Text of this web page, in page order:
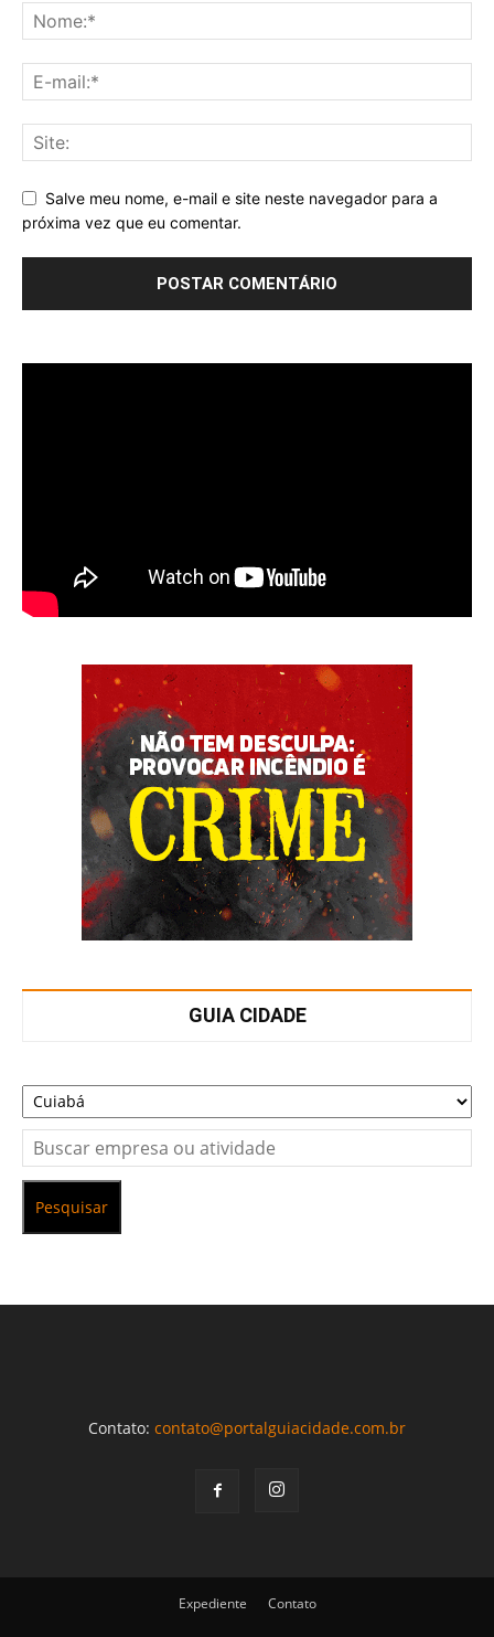
Salve meu nome, e-mail e site neste navegador para a
próxima vez que eu comentar.
GUIA CIDADE
Pesquisar
Contato: contato@portalguiacidade.com.br
Expediente Contato